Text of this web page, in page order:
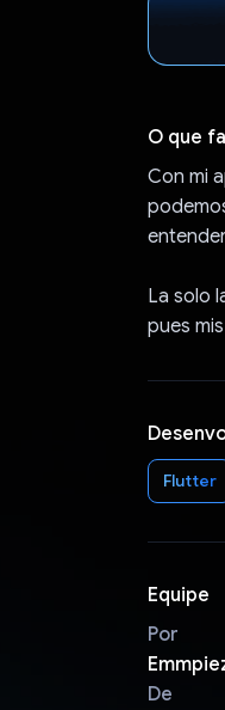
O que
Con mi
La solo
pues
Flutter
Equipe
Por
De